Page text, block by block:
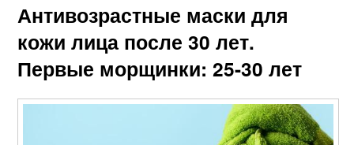
Антивозрастные маски для
кожи лица после 30 лет.
Первые морщинки: 25-30 лет